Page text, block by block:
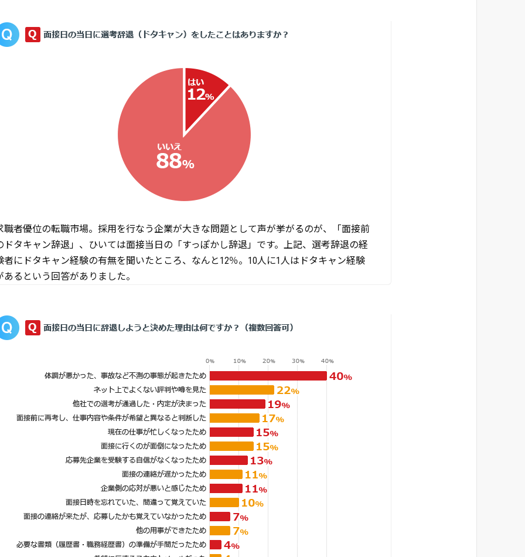
職者優位の転職市場。採用を行なう企業が大きな問題として声が挙がるのが、「面接前
ドタキャン辞退」、ひいては面接当日の「すっぽかし辞退」です。上記、選考辞退の経
者にドタキャン経験の有無を聞いたところ、なんと12％。10人に1人はドタキャン経験
あるという回答がありました。